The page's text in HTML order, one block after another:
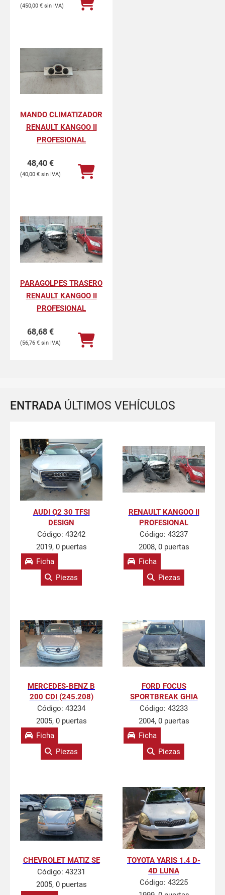
450,00 €
MANDO CLIMATIZADOR
RENAULT KANGOO II
PROFESIONAL
48,40 €
40,00 €
PARAGOLPES TRASERO
RENAULT KANGOO II
PROFESIONAL
68,68 €
56,76 €
ENTRADA ÚLTIMOS VEHÍCULOS
AUDI Q2 30 TFSI
DESIGN
Código: 43242
2019, 0 puertas
Ficha
Piezas
RENAULT KANGOO II
PROFESIONAL
Código: 43237
2008, 0 puertas
Ficha
Piezas
MERCEDES-BENZ B
200 CDI (245.208)
Código: 43234
2005, 0 puertas
Ficha
Piezas
FORD FOCUS
SPORTBREAK GHIA
Código: 43233
2004, 0 puertas
Ficha
Piezas
CHEVROLET MATIZ SE
Código: 43231
2005, 0 puertas
TOYOTA YARIS 1.4 D-
4D LUNA
Código: 43225